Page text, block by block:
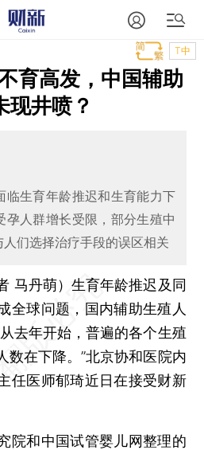
T中
育高发，中国辅助
现井喷？
临生育年龄推迟和生育能力下
孕人群增长受限，部分生殖中
们选择治疗手段的误区相关
马丹萌） 生育年龄推迟及同
全球问题，国内辅助生殖人
去年开始，普遍的各个生殖
数在下降。”北京协和医院内
任医师郁琦近日在接受财新
和中国试管婴儿网整理的